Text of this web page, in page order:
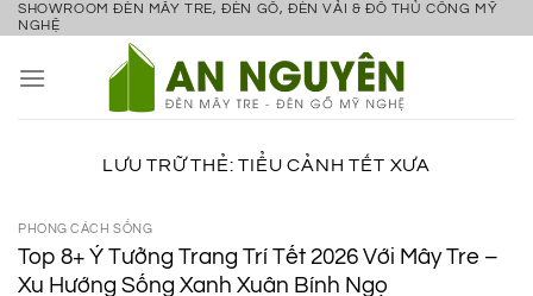
Bỏ
nội
SHOWROOM ĐÈN MÂY TRE, ĐÈN GỖ, ĐÈN VẢI & ĐỒ THỦ CÔNG MỸ
NGHỆ
LƯU TRỮ THẺ:TIỂU CẢNH TẾT XƯA
PHONG CÁCH SỐNG
Top 8+ Ý Tưởng Trang Trí Tết 2026 Với Mây Tre –
Xu Hướng Sống Xanh Xuân Bính Ngọ